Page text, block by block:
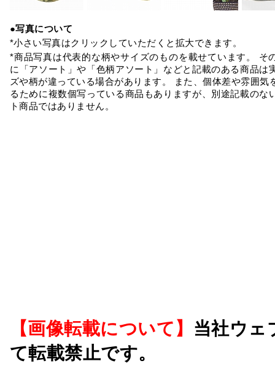
●写真について
*小さい写真はクリックしていただくと拡大できます。
*商品写真は代表的な柄やサイズのものを載せています。 そ
に「アソート」や「色柄アソート」などと記載のある商品は
ズや柄が違っている場合があります。 また、個体差や雰囲気
るために複数個写っている商品もありますが、別途記載のな
ト商品ではありません。
【画像転載について】 当社ウェ
て転載禁止です。